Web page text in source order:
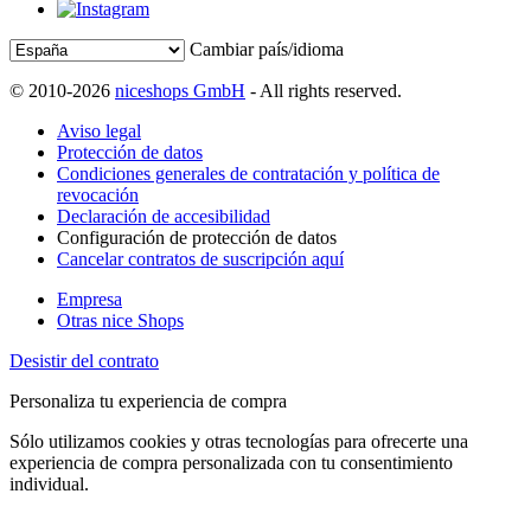
Cambiar país/idioma
© 2010-2026 niceshops GmbH - All rights reserved.
Aviso legal
Protección de datos
Condiciones generales de contratación y política de
revocación
Declaración de accesibilidad
Configuración de protección de datos
Cancelar contratos de suscripción aquí
Empresa
Otras nice Shops
Desistir del contrato
Personaliza tu experiencia de compra
Sólo utilizamos cookies y otras tecnologías para ofrecerte una
experiencia de compra personalizada con tu consentimiento
individual.